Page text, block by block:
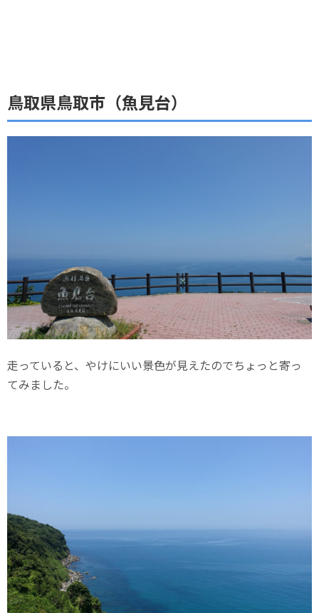
鳥取県鳥取市（魚見台）
走っていると、やけにいい景色が見えたのでちょっと寄っ
てみました。